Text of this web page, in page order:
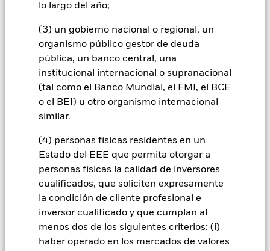
lo largo del año;
(3) un gobierno nacional o regional, un
organismo público gestor de deuda
pública, un banco central, una
institucional internacional o supranacional
(tal como el Banco Mundial, el FMI, el BCE
o el BEI) u otro organismo internacional
similar.
(4) personas físicas residentes en un
Estado del EEE que permita otorgar a
personas físicas la calidad de inversores
cualificados, que soliciten expresamente
la condición de cliente profesional e
inversor cualificado y que cumplan al
menos dos de los siguientes criterios: (i)
haber operado en los mercados de valores
gestora del fondo se asegurará de que se dispone de los
procedimientos adecuados para minimizar el riesgo de
contagio a otras clases de acciones. En el menú desplegable
que figura justo debajo del nombre del fondo, podrá ver un
listado de todas las clases de acciones del fondo: las clases de
acciones con cobertura de divisas se identifican mediante la
palabra «Hedged» en su nombre. Además, el listado
completo de todas las clases de acciones con cobertura de
divisas está disponible mediante solicitud a la sociedad
En la medida en que el Fondo opere en préstamos de valores
para reducir los gastos, el propio Fondo percibirá el 62,5% de
los ingresos asociadas que se generen, y el 37,5% restante se
recibirá por BlackRock en calidad de agente de préstamo de
valores. Debido a que el reparto de los ingresos por préstamos
de valores no incrementa los costes de funcionamiento del
Fondo, esto ha quedado excluido de los gastos corrientes.